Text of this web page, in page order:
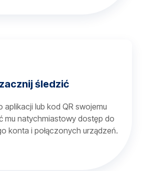
śledzić
aplikacji lub kod QR swojemu
mu natychmiastowy dostęp do
konta i połączonych urządzeń.